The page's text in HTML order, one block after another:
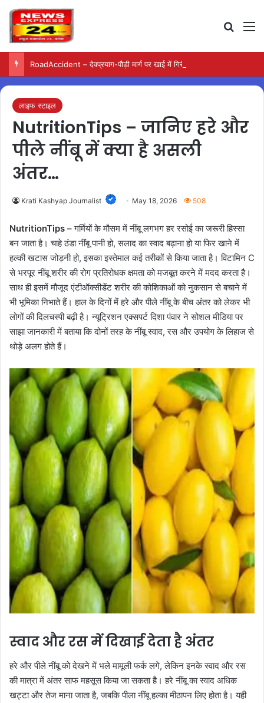
लाइफ स्टाइल
NutritionTips – जानिए हरे और
पीले नींबू में क्या है असली
अंतर…
Krati Kashyap Journalist May 18, 2026 508
NutritionTips –गर्मियों के मौसम में नींबू लगभग हर रसोई का जरूरी हिस्सा
बन जाता है। चाहे ठंडा नींबू पानी हो, सलाद का स्वाद बढ़ाना हो या फिर खाने में
हल्की खटास जोड़नी हो, इसका इस्तेमाल कई तरीकों से किया जाता है। विटामिन C
से भरपूर नींबू शरीर की रोग प्रतिरोधक क्षमता को मजबूत करने में मदद करता है।
साथ ही इसमें मौजूद एंटीऑक्सीडेंट शरीर की कोशिकाओं को नुकसान से बचाने में
भी भूमिका निभाते हैं। हाल के दिनों में हरे और पीले नींबू के बीच अंतर को लेकर भी
लोगों की दिलचस्पी बढ़ी है। न्यूट्रिशन एक्सपर्ट दिशा पंवार ने सोशल मीडिया पर
साझा जानकारी में बताया कि दोनों तरह के नींबू स्वाद, रस और उपयोग के लिहाज से
थोड़े अलग होते हैं।
स्वाद और रस में दिखाई देता है अंतर
हरे और पीले नींबू को देखने में भले मामूली फर्क लगे, लेकिन इनके स्वाद और रस
की मात्रा में अंतर साफ महसूस किया जा सकता है। हरे नींबू का स्वाद अधिक
खट्टा और तेज माना जाता है, जबकि पीला नींबू हल्का मीठापन लिए होता है। यही